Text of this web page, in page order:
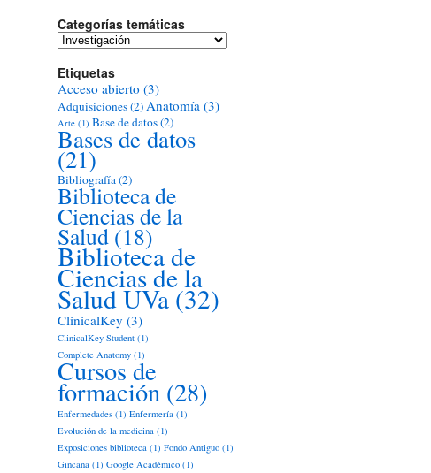
Categorías temáticas
Categorías
Etiquetas
Acceso abierto (3)
Adquisiciones(2) Anatomía (3)
Arte (1) Base de datos(2)
Bases de datos
(21)
Bibliografía(2)
Biblioteca de
Ciencias de la
Salud (18)
Biblioteca de
Ciencias de la
Salud UVa(32)
ClinicalKey (3)
ClinicalKey Student (1)
Complete Anatomy (1)
Cursos de
formación (28)
Enfermedades (1) Enfermería (1)
Evolución de la medicina (1)
Exposiciones biblioteca (1) Fondo Antiguo (1)
Gincana (1) Google Académico (1)